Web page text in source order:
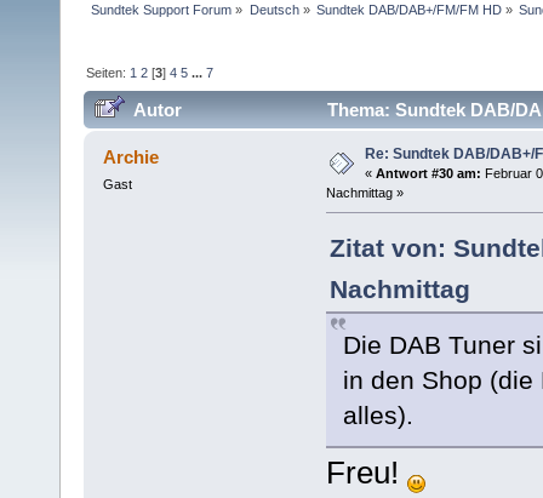
Sundtek Support Forum » Deutsch» Sundtek DAB/DAB+/FM/FM HD»
Seiten: 1 2 [3]4 5 ...7
Autor Thema: Sundtek DAB/
Archie
Gast
Re: Sundtek DAB/DAB+/
« Antwort #30 am: Februar
Nachmittag »
Zitat von:
Nachmittag
Die DAB Tuner
in den Shop
alles).
Freu!